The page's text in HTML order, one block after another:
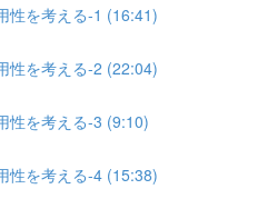
性を考える-1 (16:41)
性を考える-2 (22:04)
性を考える-3 (9:10)
性を考える-4 (15:38)